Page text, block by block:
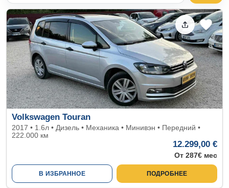
Volkswagen Touran
2017 • 1.6л • Дизель • Механика • Минивэн • Передний •
222.000 км
12.299,00 €
От 287€ мес
В ИЗБРАННОЕ ПОДРОБНЕЕ